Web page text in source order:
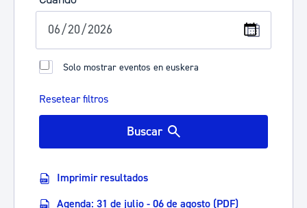
Solo mostrar eventos en euskera
Resetear filtros
Buscar
Imprimir resultados
Agenda: 31 de julio - 06 de agosto (PDF)